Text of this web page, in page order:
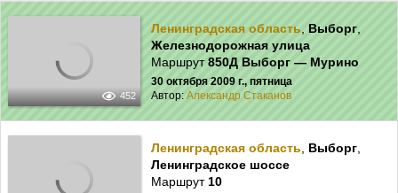
452
Ленинградская область, Выборг,
Железнодорожная улица
Маршрут850Д Выборг — Мурино
30 октября 2009 г., пятница
Автор: Александр Стаканов
Ленинградская область Выборг,
Ленинградское шоссе
Маршрут 10